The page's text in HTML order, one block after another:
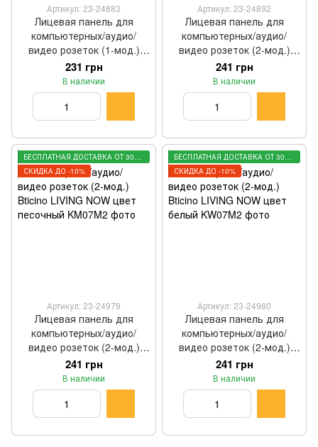
Артикул: 23-24883
Лицевая панель для
компьютерных/аудио/
видео розеток (1-мод.)
Bticino LIVING NOW цвет
черный KG07
231 грн
В наличии
Артикул: 23-24892
Лицевая панель для
компьютерных/аудио/
видео розеток (2-мод.)
Bticino LIVING NOW цвет
черный KG07M2
241 грн
В наличии
БЕСПЛАТНАЯ ДОСТАВКА ОТ 3000 ГРН
СКИДКА ДО -10%
Артикул: 23-24979
Лицевая панель для
компьютерных/аудио/
видео розеток (2-мод.)
Bticino LIVING NOW цвет
песочный KM07M2
241 грн
В наличии
БЕСПЛАТНАЯ ДОСТАВКА ОТ 3000 ГРН
СКИДКА ДО -10%
Артикул: 23-24980
Лицевая панель для
компьютерных/аудио/
видео розеток (2-мод.)
Bticino LIVING NOW цвет
белый KW07M2
241 грн
В наличии